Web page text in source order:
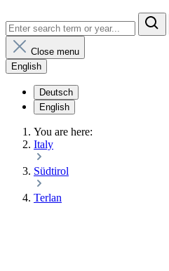
Close menu
English
Deutsch
English
You are here:
Italy
Südtirol
Terlan